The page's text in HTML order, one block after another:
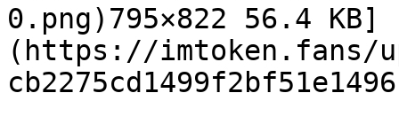
0.png)795×822 56.4 KB]
(https://imtoken.fans/